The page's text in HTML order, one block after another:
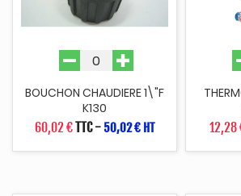
BOUCHON CHAUDIERE 1\"F
K130
60,02 €TTC- 50,02 € HT
12,28